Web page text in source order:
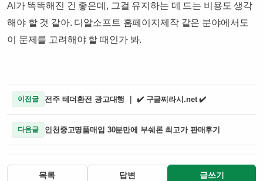
AI가 똑똑해진 건 좋은데, 그걸 유지하는 데 드는 비용도 생각
해야 할 것 같아. 디알소프트 홈페이지제작 같은 분야에서도
이 문제를 고려해야 할 때인가 봐.
이전글 전주 테더환전 광고대행 ｜ ✔️ 구글찌라시.net ✔️
다음글 인천중고명품매입 30분만에 부쉐론 최고가 판매후기
목록 답변 글쓰기